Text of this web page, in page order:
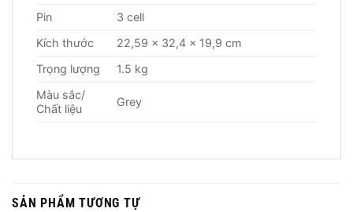
Pin
3 cell
Kích thước
22,59 x 32,4 x 19,9 cm
Trọng lượng
1.5 kg
Màu sắc/
Chất liệu
Grey
SẢN PHẨM TƯƠNG TỰ